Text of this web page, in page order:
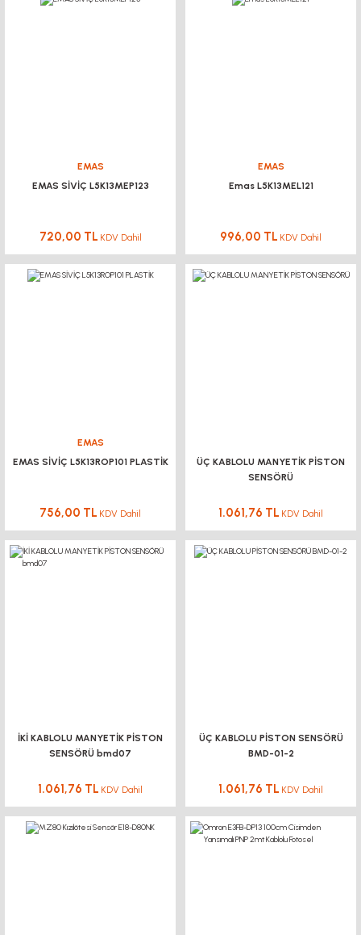
EMAS
EMAS SİVİÇ L5K13MEP123
720,00 TL KDV Dahil
EMAS
Emas L5K13MEL121
996,00 TL KDV Dahil
EMAS
EMAS SİVİÇ L5K13ROP101 PLASTİK
756,00 TL KDV Dahil
ÜÇ KABLOLU MANYETİK PİSTON
SENSÖRÜ
1.061,76 TL KDV Dahil
İKİ KABLOLU MANYETİK PİSTON
SENSÖRÜ bmd07
1.061,76 TL KDV Dahil
ÜÇ KABLOLU PİSTON SENSÖRÜ
BMD-01-2
1.061,76 TL KDV Dahil